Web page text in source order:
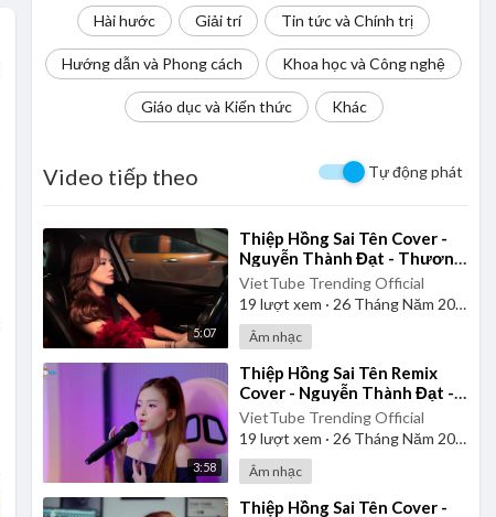
Hài hước Giải trí Tin tức và Chính trị
Hướng dẫn và Phong cách Khoa học và Công nghệ
Giáo dục và Kiến thức Khác
Video tiếp theo Tự động phát
5:07
⁣Thiệp Hồng Sai Tên Cover -
Nguyễn Thành Đạt - Thương
Võ
VietTube Trending Official
19 lượt xem · 26 Tháng Năm 2026
Âm nhạc
3:58
⁣Thiệp Hồng Sai Tên Remix
Cover - Nguyễn Thành Đạt -
Út Nhị Mino
VietTube Trending Official
19 lượt xem · 26 Tháng Năm 2026
Âm nhạc
⁣Thiệp Hồng Sai Tên Cover -